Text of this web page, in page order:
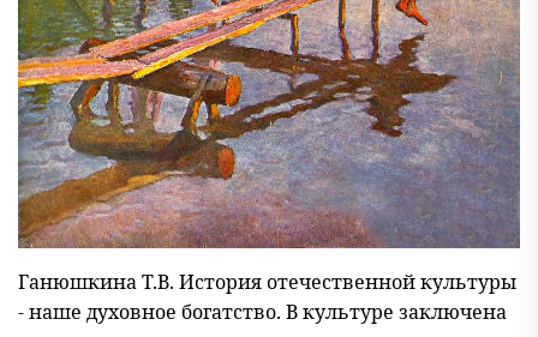
Ганюшкина Т.В. История отечественной культуры
- наше духовное богатство. В культуре заключена